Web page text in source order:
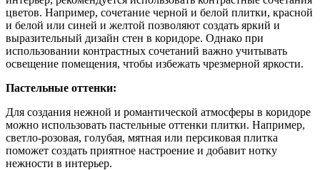
цветов. Например, сочетание черной и белой плитки, красной
и белой или синей и желтой позволяют создать яркий и
выразительный дизайн стен в коридоре. Однако при
использовании контрастных сочетаний важно учитывать
освещение помещения, чтобы избежать чрезмерной яркости.
Пастельные оттенки:
Для создания нежной и романтической атмосферы в коридоре
можно использовать пастельные оттенки плитки. Например,
светло-розовая, голубая, мятная или персиковая плитка
поможет создать приятное настроение и добавит нотку
нежности в интерьер.